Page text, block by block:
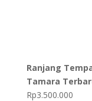
Ranjang
Tamara
Rp3.500.000